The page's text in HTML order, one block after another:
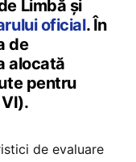
Limbă și
oficial. În
de
alocată
pentru
de evaluare